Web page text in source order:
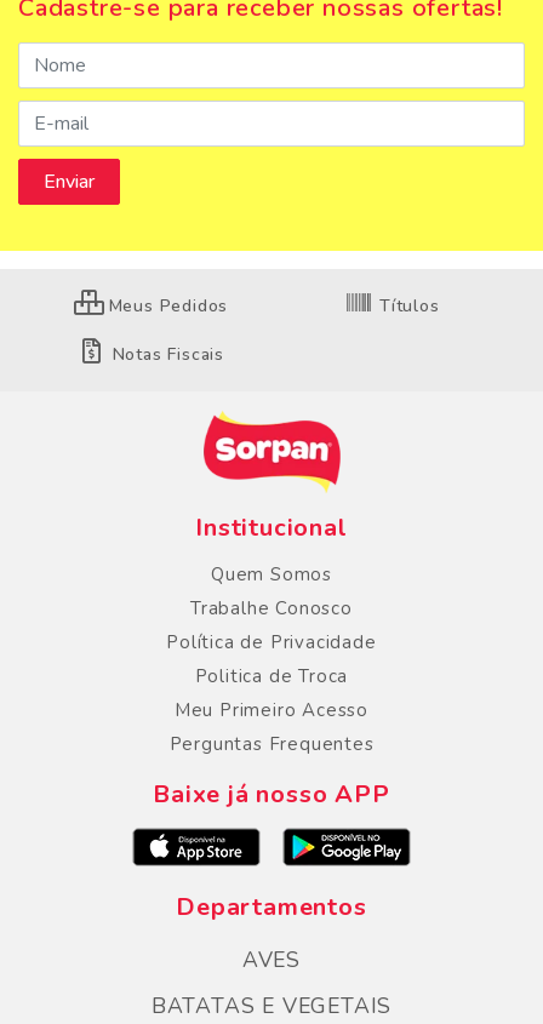
Cadastre-se para receber nossas ofertas!
Meus Pedidos Títulos
Notas Fiscais
Institucional
Quem Somos
Trabalhe Conosco
Política de Privacidade
Politica de Troca
Meu Primeiro Acesso
Perguntas Frequentes
Baixe já nosso APP
Departamentos
AVES
BATATAS E VEGETAIS